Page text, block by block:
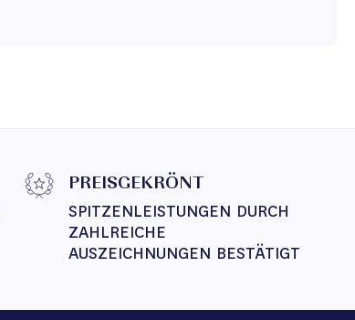
PREISGEKRÖNT
SPITZENLEISTUNGEN DURCH
ZAHLREICHE
AUSZEICHNUNGEN BESTÄTIGT